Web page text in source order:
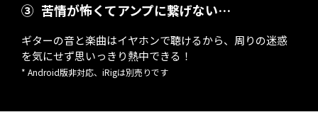
③ 苦情が怖くてアンプに繋げない…
ギターの音と楽曲はイヤホンで聴けるから、周りの迷惑
を気にせず思いっきり熱中できる！
* Android版非対応、iRigは別売りです